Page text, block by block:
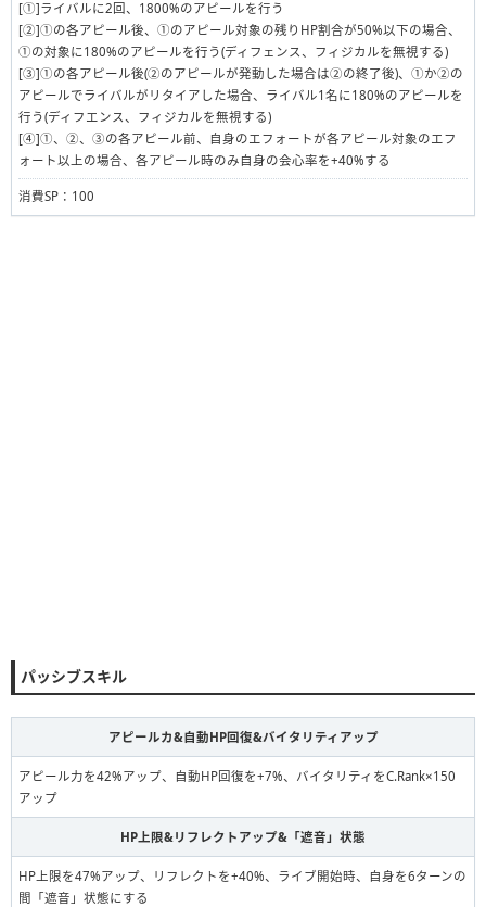
[①]ライバルに2回、1800%のアピールを行う
[②]①の各アピール後、①のアピール対象の残りHP割合が50%以下の場合、
①の対象に180%のアピールを行う(ディフェンス、フィジカルを無視する)
[③]①の各アピール後(②のアピールが発動した場合は②の終了後)、①か②の
アピールでライバルがリタイアした場合、ライバル1名に180%のアピールを
行う(ディフエンス、フィジカルを無視する)
[④]①、②、③の各アピール前、自身のエフォートが各アピール対象のエフ
ォート以上の場合、各アピール時のみ自身の会心率を+40%する
消費SP：100
パッシブスキル
アピールカ&自動HP回復&バイタリティアップ
アピール力を42%アップ、自動HP回復を+7%、バイタリティをC.Rank×150
アップ
HP上限&リフレクトアップ&「遮音」状態
HP上限を47%アップ、リフレクトを+40%、ライブ開始時、自身を6ターンの
間「遮音」状態にする